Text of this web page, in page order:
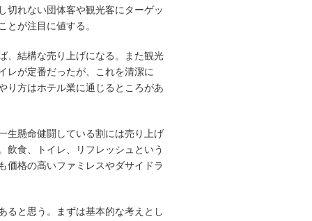
切れない団体客や観光客にターゲッ
が注目に値する。
、結構な売り上げになる。また観光
レが定番だったが、これを清潔に
り方はホテル業に通じるところがあ
生懸命健闘している割には売り上げ
飲食、トイレ、リフレッシュという
価格の高いファミレスやダサイドラ
ると思う。まずは基本的な考えとし